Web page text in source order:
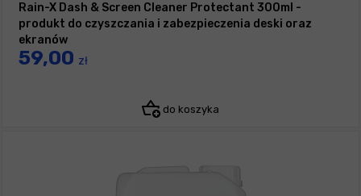
Rain-X Dash & Screen Cleaner Protectant 300ml -
produkt do czyszczania i zabezpieczenia deski oraz
ekranów
59,00 zł
do koszyka